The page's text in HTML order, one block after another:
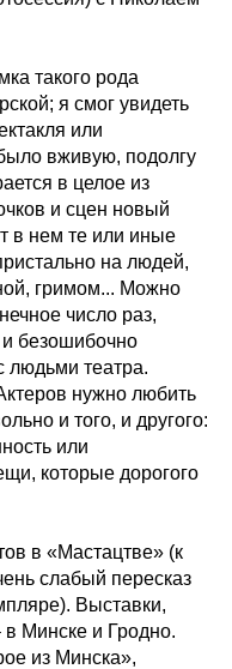
такого рода
я смог увидеть
или
вживую, подолгу
в целое из
и сцен новый
в нем те или иные
на людей,
гримом... Можно
число раз,
безошибочно
людьми театра.
нужно любить
и того, и другого:
или
которые дорогого
в «Мастацтве» (к
слабый пересказ
Выставки,
Минске и Гродно.
из Минска»,